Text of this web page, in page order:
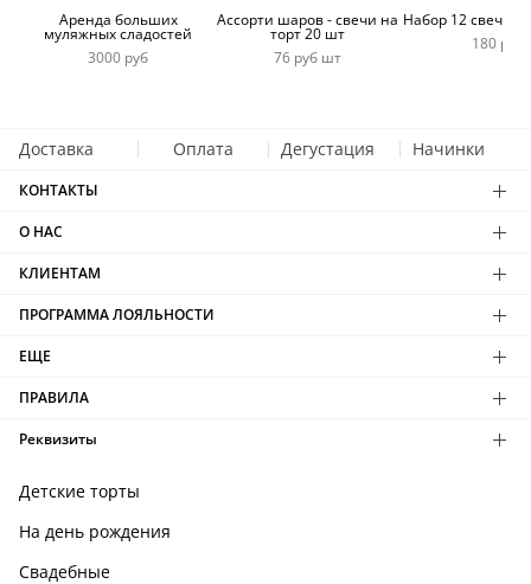
Аренда больших
муляжных сладостей
3000 руб
Ассорти шаров - свечи на
торт 20 шт
76 руб шт
Набор 12 свечей
180 руб
Доставка Оплата Дегустация Начинки
КОНТАКТЫ
О НАС
КЛИЕНТАМ
ПРОГРАММА ЛОЯЛЬНОСТИ
ЕЩЕ
ПРАВИЛА
Реквизиты
Детские торты
На день рождения
Свадебные